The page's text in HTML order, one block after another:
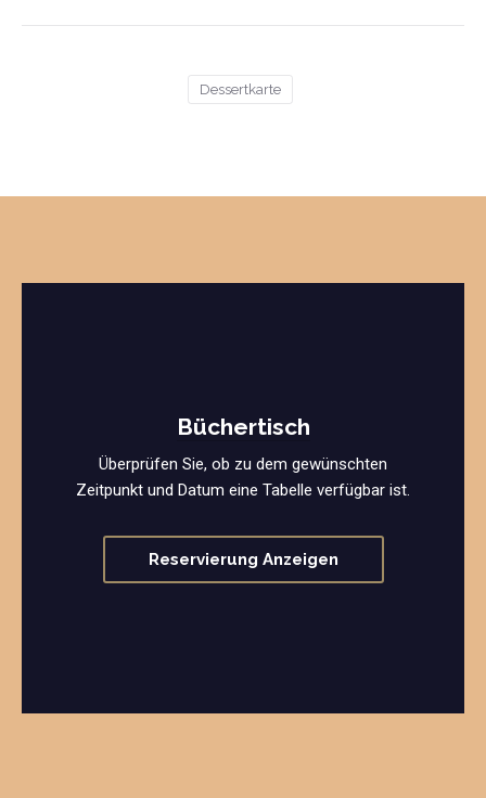
Dessertkarte
Büchertisch
Überprüfen Sie, ob zu dem gewünschten
Zeitpunkt und Datum eine Tabelle verfügbar ist.
Reservierung Anzeigen